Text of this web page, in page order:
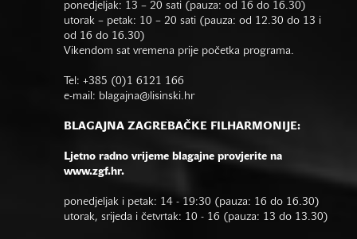
ponedjeljak: 13 – 20 sati (pauza: od 16 do 16.30)
utorak – petak: 10 – 20 sati (pauza: od 12.30 do 13 i
od 16 do 16.30)
Vikendom sat vremena prije početka programa.
Tel: +385 (0)1 6121 166
e-mail: blagajna@lisinski.hr
BLAGAJNA ZAGREBAČKE FILHARMONIJE:
Ljetno radno vrijeme blagajne provjerite na
www.zgf.hr.
ponedjeljak i petak: 14 - 19:30 (pauza: 16 do 16.30)
utorak, srijeda i četvrtak: 10 - 16 (pauza: 13 do 13.30)